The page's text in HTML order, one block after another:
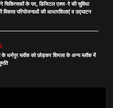
चिकित्सकों के पद, डिजिटल एक्स-रे की सुविधा
विकास परियोजनाओं की आधारशिलाएं व उद्घाटन
धर्मपुर ब्लॉक को छोड़कर शिमला के अन्य ब्लॉक में